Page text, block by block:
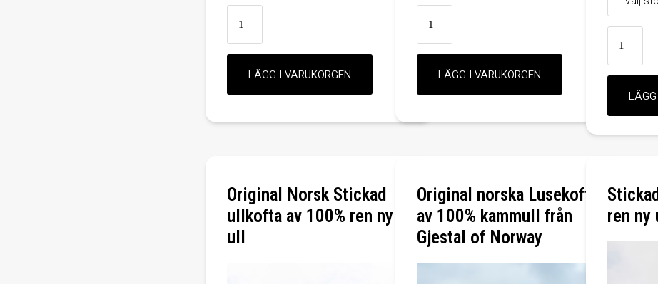
Original Norsk Stickad
ullkofta av 100% ren ny
ull
Original norska Lusekofta
av 100% kammull från
Gjestal of Norway
ren ny